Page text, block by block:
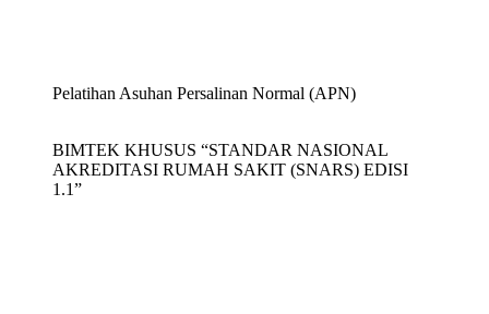
Pelatihan Asuhan Persalinan Normal (APN)
BIMTEK KHUSUS “STANDAR NASIONAL
AKREDITASI RUMAH SAKIT (SNARS) EDISI
1.1”